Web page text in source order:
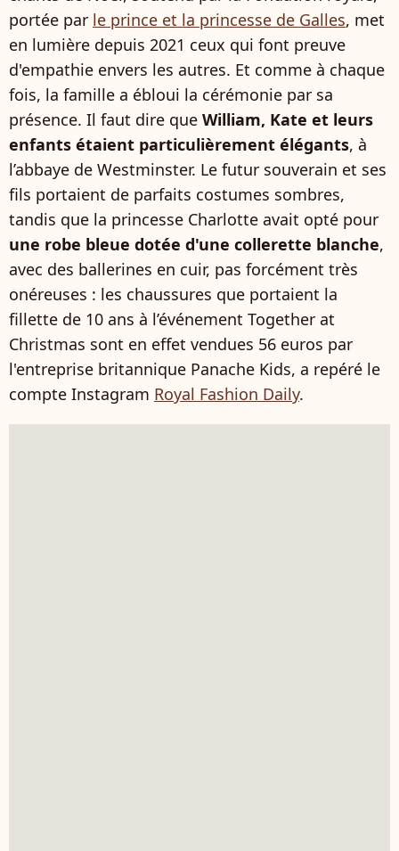
portée par le prince et la princesse de Galles, met
en lumière depuis 2021 ceux qui font preuve
d'empathie envers les autres. Et comme à chaque
fois, la famille a ébloui la cérémonie par sa
présence. Il faut dire que William, Kate et leurs
enfants étaient particulièrement élégants, à
l’abbaye de Westminster. Le futur souverain et ses
fils portaient de parfaits costumes sombres,
tandis que la princesse Charlotte avait opté pour
une robe bleue dotée d'une collerette blanche,
avec des ballerines en cuir, pas forcément très
onéreuses : les chaussures que portaient la
fillette de 10 ans à l’événement Together at
Christmas sont en effet vendues 56 euros par
l'entreprise britannique Panache Kids, a repéré le
compte Instagram Royal Fashion Daily.